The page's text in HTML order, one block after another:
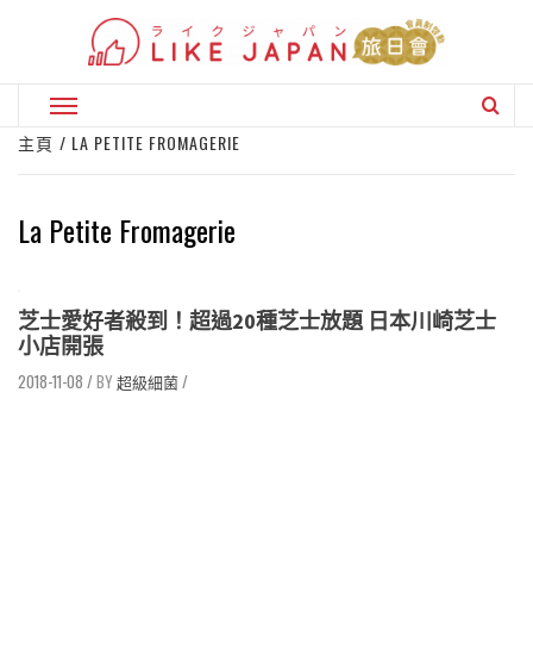
Primary
Menu
主頁 LA PETITE FROMAGERIE
La Petite Fromagerie
芝士愛好者殺到！超過20種芝士放題 日本川崎芝士
小店開張
2018-11-08 / 超級細菌/